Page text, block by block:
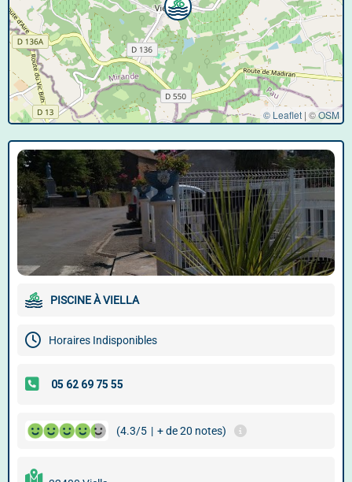
© Leaflet | ©OSM
PISCINE À VIELLA
Horaires Indisponibles
(4.3/5 | + de 20 notes)